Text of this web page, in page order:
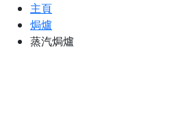
主頁
焗爐
蒸汽焗爐